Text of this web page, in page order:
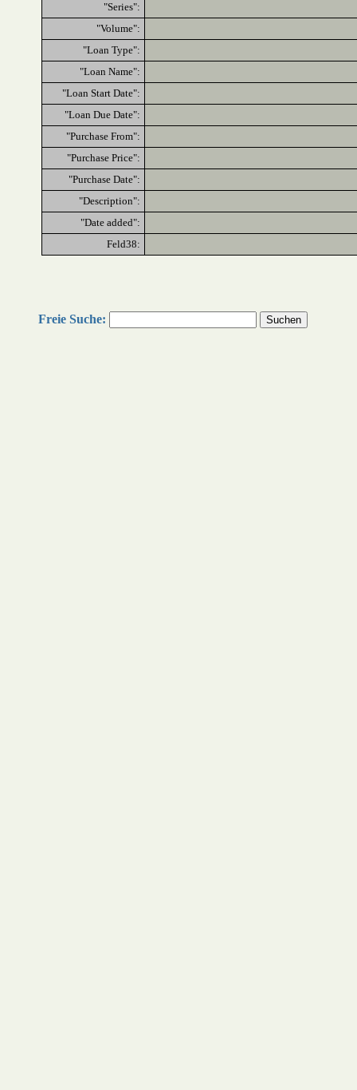
"Series":
"Volume":
"Loan Type":
"Loan Name":
"Loan Start Date":
"Loan Due Date":
"Purchase From":
"Purchase Price":
"Purchase Date":
"Description":
"Date added":
Feld38:
Freie Suche: